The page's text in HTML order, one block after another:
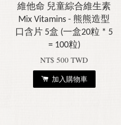
維他命 兒童綜合維生素
Mix Vitamins - 熊熊造型
口含片 5盒 (一盒20粒 * 5
= 100粒)
NT$ 500 TWD
加入購物車